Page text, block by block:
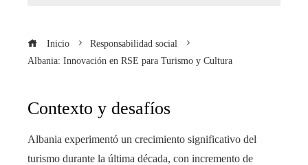
Inicio
Responsabilidad social
Albania: Innovación en RSE para Turismo y Cultura
Contexto y desafíos
Albania experimentó un crecimiento significativo del
turismo durante la última década, con incremento de